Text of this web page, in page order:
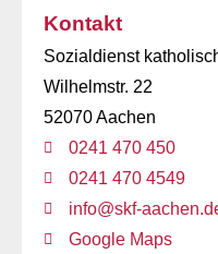
Kontakt
Sozialdienst
Wilhelmstr. 22
52070 Aachen
0241 470 450
0241 470 4549
info@skf-
Google Maps